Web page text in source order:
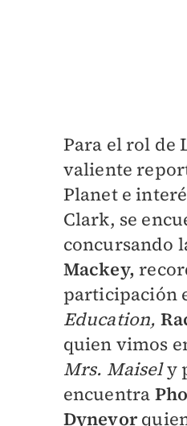
Para el rol de
valiente
Planet e
Clark, se
concursando
Mackey,
participación
Education,
quien vimos
Mrs. Maisely
encuentra
Dynevor